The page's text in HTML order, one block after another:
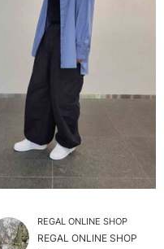
REGAL ONLINE SHOP
REGAL ONLINE SHOP